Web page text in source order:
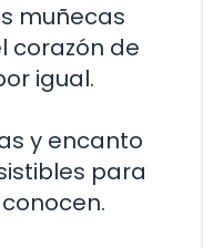
muñecas
corazón de
igual.
y encanto
para